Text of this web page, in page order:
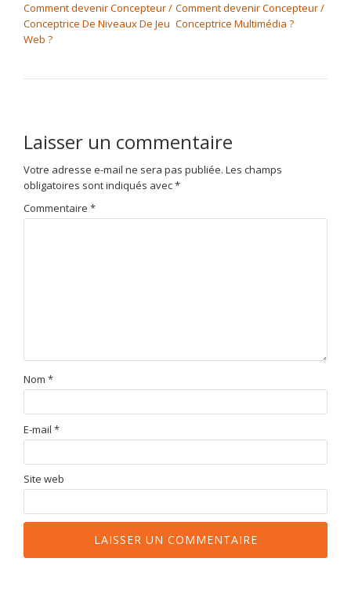
Comment devenir Concepteur /
Conceptrice De Niveaux De Jeu
Web ?
Comment devenir Concepteur /
Conceptrice Multimédia ?
Laisser un commentaire
Votre adresse e-mail ne sera pas publiée. Les champs
obligatoires sont indiqués avec*
Commentaire *
Nom *
E-mail *
Site web